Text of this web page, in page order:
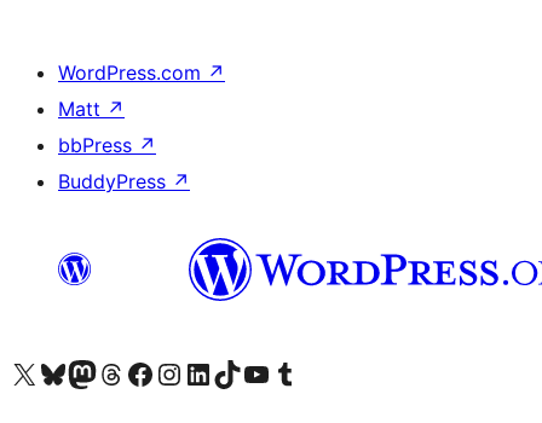
WordPress.com ↗
Matt ↗
bbPress ↗
BuddyPress ↗
Visit our X (formerly Twitter) account
ہمارے بلیواسکائی اکاؤنٹ پر جائیں
Visit our Mastodon account
ہمارے ٹھریڈز اکاؤنٹ پر جائیں
Visit our Facebook page
Visit our Instagram account
Visit our LinkedIn account
ہمارے ٹک ٹاک اکاؤنٹ پر جائیں
Visit our YouTube channel
ہمارے ٹمبلر اکاؤنٹ پر جائیں